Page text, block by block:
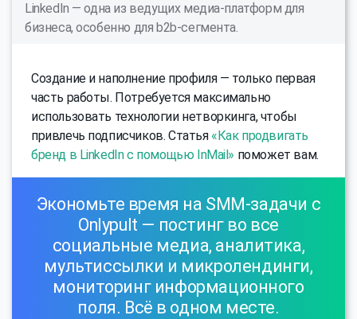
LinkedIn — одна из ведущих медиа-платформ для
бизнеса, особенно для b2b-сегмента.
Создание и наполнение профиля — только первая
часть работы. Потребуется максимально
использовать технологии нетворкинга, чтобы
привлечь подписчиков. Статья «Как продвигать
бренд в LinkedIn с помощью InMail» поможет вам.
Экономьте время на SMM-задачи с
Onlypult — постинг во все
социальные медиа, аналитика,
мультиссылки и микролендинги,
мониторинг информационного
поля. Всё в одном месте.